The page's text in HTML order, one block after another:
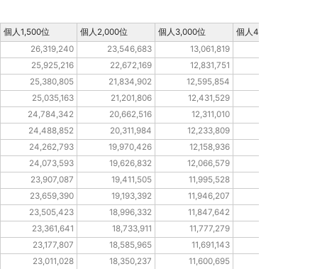
26,319,240 23,546,683 13,061,819
25,925,216 22,672,169 12,831,751
25,380,805 21,834,902 12,595,854
25,035,163 21,201,806 12,431,529
24,784,342 20,662,516 12,311,010
24,488,852 20,311,984 12,233,809
24,262,793 19,970,426 12,158,936
24,073,593 19,626,832 12,066,579
23,907,087 19,411,505 11,995,528
23,659,390 19,193,392 11,946,207
23,505,423 18,996,332 11,847,642
23,361,641 18,733,911 11,777,279
23,177,807 18,585,965 11,691,143
23,011,028 18,350,237 11,600,695
個人1,500位 個人2,000位 個人3,000位 個人4,000位